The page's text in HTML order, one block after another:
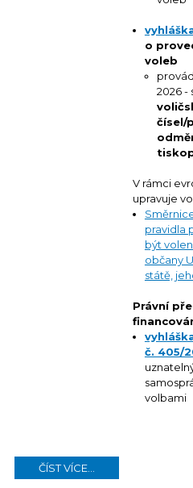
o
voleb
2026 -
čísel/
V rámci
upravuje
pravidla
být
občany
státě,
Právní
č. 405/
volbami
ČÍST VÍCE...